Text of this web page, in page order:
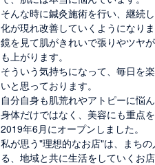
そんな時に鍼灸施術を行い、継続
化が現れ改善していくようになりま
鏡を見て肌がきれいで張りやツヤ
も上がります。
そういう気持ちになって、毎日を
いと思っております。
自分自身も肌荒れやアトピーに悩
身体だけではなく、美容にも重点
2019年6月にオープンしました。
私が思う"理想的なお店"は、まち
る、地域と共に生活をしていくお店